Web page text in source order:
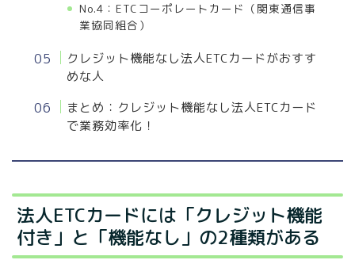
No.4：ETCコーポレートカード（関東通信事
業協同組合）
クレジット機能なし法人ETCカードがおすす
めな人
まとめ：クレジット機能なし法人ETCカード
で業務効率化！
法人ETCカードには「クレジット機能
付き」と「機能なし」の2種類がある